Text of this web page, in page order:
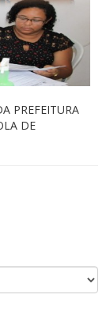
PREFEITURA
DE